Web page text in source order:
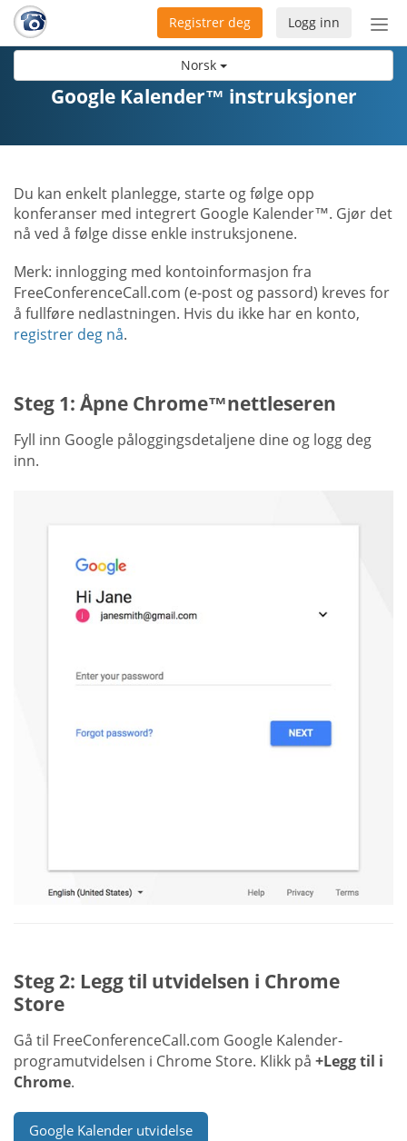
Norsk
Bytt
Logg inn
Registrer deg
Google Kalender™ instruksjoner
Du kan enkelt planlegge, starte og følge opp
konferanser med integrert Google Kalender™. Gjør det
nå ved å følge disse enkle instruksjonene.
Merk: innlogging med kontoinformasjon fra
FreeConferenceCall.com (e-post og passord) kreves for
å fullføre nedlastningen. Hvis du ikke har en konto,
registrer deg nå.
Steg 1: Åpne Chrome™nettleseren
Fyll inn Google påloggingsdetaljene dine og logg deg
inn.
Steg 2: Legg til utvidelsen i Chrome
Store
Gå til FreeConferenceCall.com Google Kalender-
programutvidelsen i Chrome Store. Klikk på +Legg til i
Chrome.
Google Kalender utvidelse